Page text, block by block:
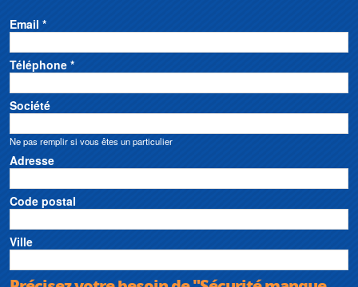
Email *
Téléphone *
Société
Ne pas remplir si vous êtes un particulier
Adresse
Code postal
Ville